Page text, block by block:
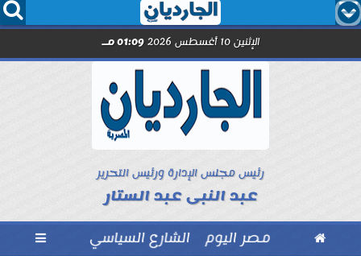
  
الإثنين 10 أغسطس 2026 01:09 مـ
رئيس مجلس الإدارة ورئيس التحرير
عبد النبى عبد الستار
 مصر اليوم الشارع السياسي 